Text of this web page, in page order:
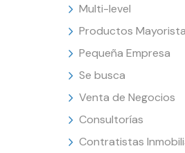
Multi-level
Productos
Pequeña Empresa
Se busca
Venta de Negocios
Consultorías
Contratistas